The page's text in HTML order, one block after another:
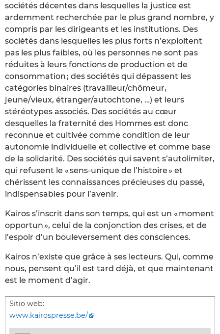
sociétés décentes dans lesquelles la justice est
ardemment recherchée par le plus grand nombre, y
compris par les dirigeants et les institutions. Des
sociétés dans lesquelles les plus forts n’exploitent
pas les plus faibles, où les personnes ne sont pas
réduites à leurs fonctions de production et de
consommation ; des sociétés qui dépassent les
catégories binaires (travailleur/chômeur,
jeune/vieux, étranger/autochtone, …) et leurs
stéréotypes associés. Des sociétés au cœur
desquelles la fraternité des Hommes est donc
reconnue et cultivée comme condition de leur
autonomie individuelle et collective et comme base
de la solidarité. Des sociétés qui savent s’autolimiter,
qui refusent le « sens-unique de l’histoire » et
chérissent les connaissances précieuses du passé,
indispensables pour l’avenir.
Kairos s’inscrit dans son temps, qui est un « moment
opportun », celui de la conjonction des crises, et de
l’espoir d’un bouleversement des consciences.
Kairos n’existe que grâce à ses lecteurs. Qui, comme
nous, pensent qu’il est tard déjà, et que maintenant
est le moment d’agir.
Sitio web:
www.kairospresse.be/